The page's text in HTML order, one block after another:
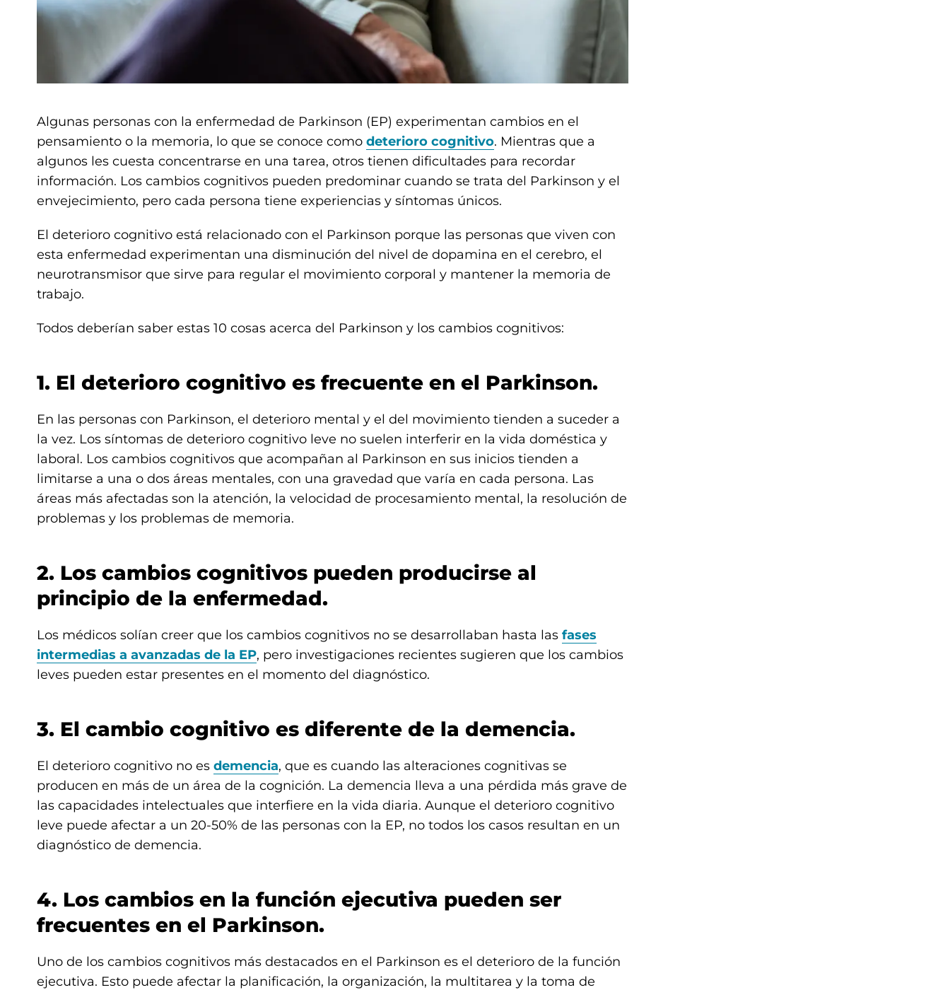
Algunas personas con la enfermedad de Parkinson (EP) experimentan cambios en el
pensamiento o la memoria, lo que se conoce como deterioro cognitivo. Mientras que a
algunos les cuesta concentrarse en una tarea, otros tienen dificultades para recordar
información. Los cambios cognitivos pueden predominar cuando se trata del Parkinson y el
envejecimiento, pero cada persona tiene experiencias y síntomas únicos.
El deterioro cognitivo está relacionado con el Parkinson porque las personas que viven con
esta enfermedad experimentan una disminución del nivel de dopamina en el cerebro, el
neurotransmisor que sirve para regular el movimiento corporal y mantener la memoria de
trabajo.
Todos deberían saber estas 10 cosas acerca del Parkinson y los cambios cognitivos:
1. El deterioro cognitivo es frecuente en el Parkinson.
En las personas con Parkinson, el deterioro mental y el del movimiento tienden a suceder a
la vez. Los síntomas de deterioro cognitivo leve no suelen interferir en la vida doméstica y
laboral. Los cambios cognitivos que acompañan al Parkinson en sus inicios tienden a
limitarse a una o dos áreas mentales, con una gravedad que varía en cada persona. Las
áreas más afectadas son la atención, la velocidad de procesamiento mental, la resolución de
problemas y los problemas de memoria.
2. Los cambios cognitivos pueden producirse al
principio de la enfermedad.
Los médicos solían creer que los cambios cognitivos no se desarrollaban hasta las fases
intermedias a avanzadas de la EP, pero investigaciones recientes sugieren que los cambios
leves pueden estar presentes en el momento del diagnóstico.
3. El cambio cognitivo es diferente de la demencia.
El deterioro cognitivo no es demencia, que es cuando las alteraciones cognitivas se
producen en más de un área de la cognición. La demencia lleva a una pérdida más grave de
las capacidades intelectuales que interfiere en la vida diaria. Aunque el deterioro cognitivo
leve puede afectar a un 20-50% de las personas con la EP, no todos los casos resultan en un
diagnóstico de demencia.
4. Los cambios en la función ejecutiva pueden ser
frecuentes en el Parkinson.
Uno de los cambios cognitivos más destacados en el Parkinson es el deterioro de la función
ejecutiva. Esto puede afectar la planificación, la organización, la multitarea y la toma de